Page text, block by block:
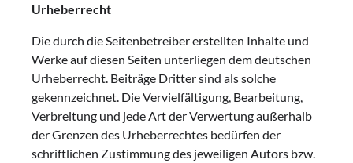
Urheberrecht
Die durch die Seitenbetreiber erstellten Inhalte und
Werke auf diesen Seiten unterliegen dem deutschen
Urheberrecht. Beiträge Dritter sind als solche
gekennzeichnet. Die Vervielfältigung, Bearbeitung,
Verbreitung und jede Art der Verwertung außerhalb
der Grenzen des Urheberrechtes bedürfen der
schriftlichen Zustimmung des jeweiligen Autors bzw.